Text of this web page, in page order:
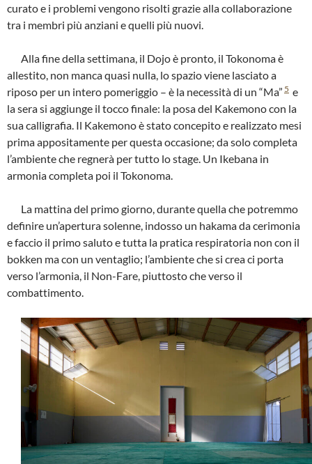
curato e i problemi vengono risolti grazie alla collaborazione
tra i membri più anziani e quelli più nuovi.
Alla fine della settimana, il Dojo è pronto, il Tokonoma è
allestito, non manca quasi nulla, lo spazio viene lasciato a
riposo per un intero pomeriggio – è la necessità di un “Ma” 5 e
la sera si aggiunge il tocco finale: la posa del Kakemono con la
sua calligrafia. Il Kakemono è stato concepito e realizzato mesi
prima appositamente per questa occasione; da solo completa
l’ambiente che regnerà per tutto lo stage. Un Ikebana in
armonia completa poi il Tokonoma.
La mattina del primo giorno, durante quella che potremmo
definire un’apertura solenne, indosso un hakama da cerimonia
e faccio il primo saluto e tutta la pratica respiratoria non con il
bokken ma con un ventaglio; l’ambiente che si crea ci porta
verso l’armonia, il Non-Fare, piuttosto che verso il
combattimento.